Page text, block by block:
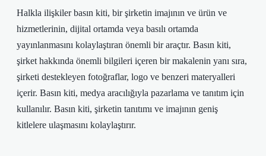
Halkla ilişkiler basın kiti, bir şirketin imajının ve ürün ve
hizmetlerinin, dijital ortamda veya basılı ortamda
yayınlanmasını kolaylaştıran önemli bir araçtır. Basın kiti,
şirket hakkında önemli bilgileri içeren bir makalenin yanı sıra,
şirketi destekleyen fotoğraflar, logo ve benzeri materyalleri
içerir. Basın kiti, medya aracılığıyla pazarlama ve tanıtım için
kullanılır. Basın kiti, şirketin tanıtımı ve imajının geniş
kitlelere ulaşmasını kolaylaştırır.